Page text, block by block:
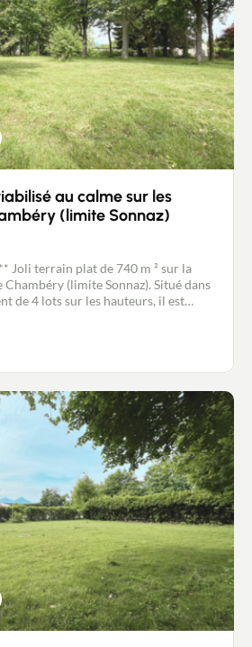
au calme sur les
(limite Sonnaz)
la
(limite Sonnaz). Situé dans
de 4 lots sur les hauteurs, il est
qui dessert 3 autres terrains et
existante (hors lotissement). Ce
est rare, alors venez le visiter sans
sont disponibles sur le site
Pour tout
complémentaire ou pour une visite
Couillandeau au
mandataire immobilier New Deal
au RSAC de Chambéry no881
soumis au DPE